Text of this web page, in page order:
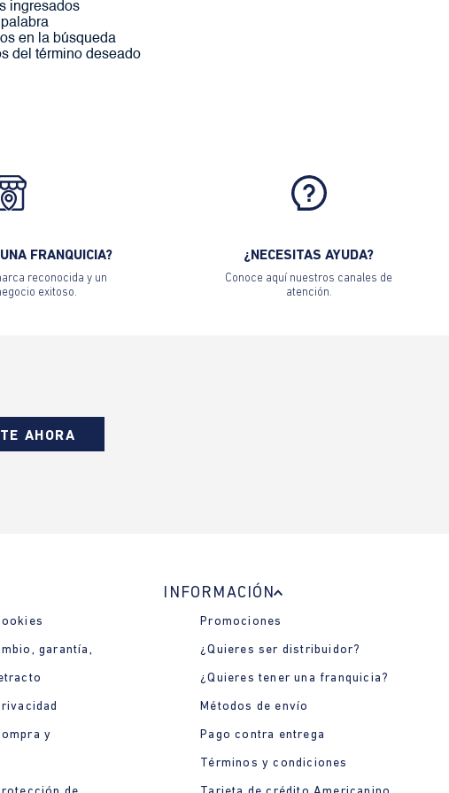
ingresados
en la búsqueda
del término deseado
FRANQUICIA?
reconocida y un
exitoso.
¿NECESITAS AYUDA?
Conoce aquí nuestros canales de
atención.
AHORA
garantía,
y
INFORMACIÓN
Promociones
¿Quieres ser distribuidor?
¿Quieres tener una franquicia?
Métodos de envío
Pago contra entrega
Términos y condiciones